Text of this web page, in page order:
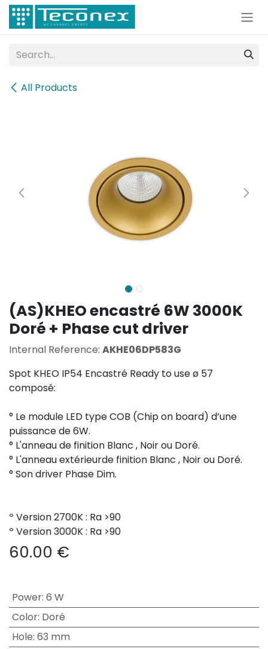
Skip to Content
All Products
(AS)KHEO encastré 6W 3000K
Doré + Phase cut driver
Internal Reference: AKHE06DP583G
Spot KHEO IP54 Encastré Ready to use ø 57
composé:
° Le module LED type COB (Chip on board) d’une
puissance de 6W.
° L'anneau de finition Blanc , Noir ou Doré.
° L'anneau extérieurde finition Blanc , Noir ou Doré.
° Son driver Phase Dim.
º Version 2700K : Ra >90
º Version 3000K : Ra >90
60.00 €
Power: 6 W
Color: Doré
Hole: 63 mm